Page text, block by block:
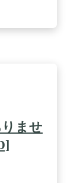
ませ